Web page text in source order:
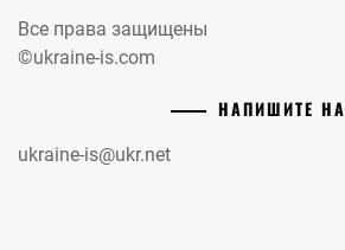
Все права защищены
©ukraine-is.com
НАПИШИТЕ
ukraine-is@ukr.net